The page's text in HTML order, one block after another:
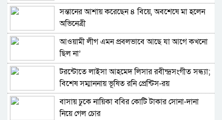
সন্তানের আশায় করেছেন ৪ বিয়ে, অবশেষে মা হলেন
অভিনেত্রী
আওয়ামী লীগ এমন প্রবলভাবে আছে যা আগে কখনো
ছিল না’
টরন্টোতে লাইসা আহমেদ লিসার রবীন্দ্রসংগীত সন্ধ্যা;
বিশেষ সম্মাননায় ভূষিত রনি প্রেন্টিস-রয়
বাসায় ঢুকে নায়িকা ববির কোটি টাকার সোনা-দানা
নিয়ে গেল চোর